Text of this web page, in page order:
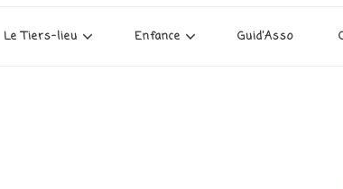
Le Tiers-lieu Enfance Guid’Asso